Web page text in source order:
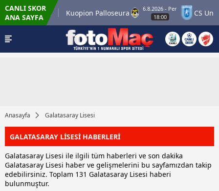
CANLI SKOR
ANA SAYFA
Match 12 Kuopion Palloseura
6.8.2026 - Per
CS
Anasayfa Galatasaray Lisesi
GALATASARAY LİSESİ HABERLERİ
Galatasaray Lisesi ile ilgili tüm haberleri ve son dakika
Galatasaray Lisesi haber ve gelişmelerini bu sayfamızdan takip
edebilirsiniz. Toplam 131 Galatasaray Lisesi haberi
bulunmuştur.